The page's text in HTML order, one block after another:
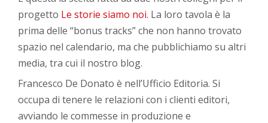
progetto Le storie siamo noi. La loro tavola è la
prima delle “bonus tracks” che non hanno trovato
spazio nel calendario, ma che pubblichiamo su altri
media, tra cui il nostro blog.
Francesco De Donato è nell’Ufficio Editoria. Si
occupa di tenere le relazioni con i clienti editori,
avviando le commesse in produzione e